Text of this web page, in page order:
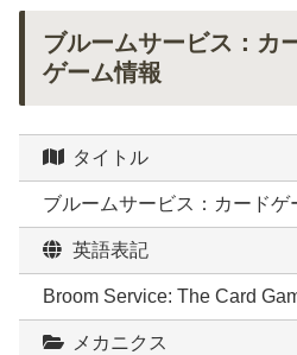
ブルームサービス：カ
ゲーム情報
タイトル
ブルームサービス：カードゲ
英語表記
Broom Service: The Card
メカニクス